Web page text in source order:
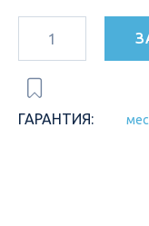
ГАРАНТИЯ: